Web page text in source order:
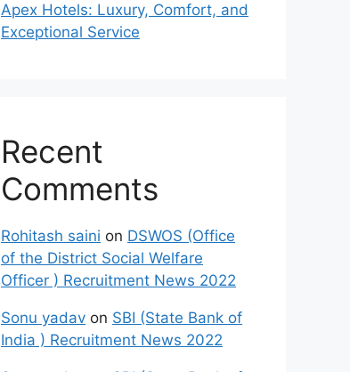
Apex Hotels: Luxury, Comfort, and
Exceptional Service
Recent
Comments
Rohitash saini on DSWOS (Office
of the District Social Welfare
Officer ) Recruitment News 2022
Sonu yadav on SBI (State Bank of
India ) Recruitment News 2022